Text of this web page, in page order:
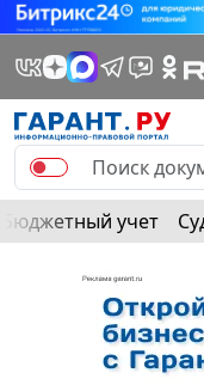
Бюджетный учет